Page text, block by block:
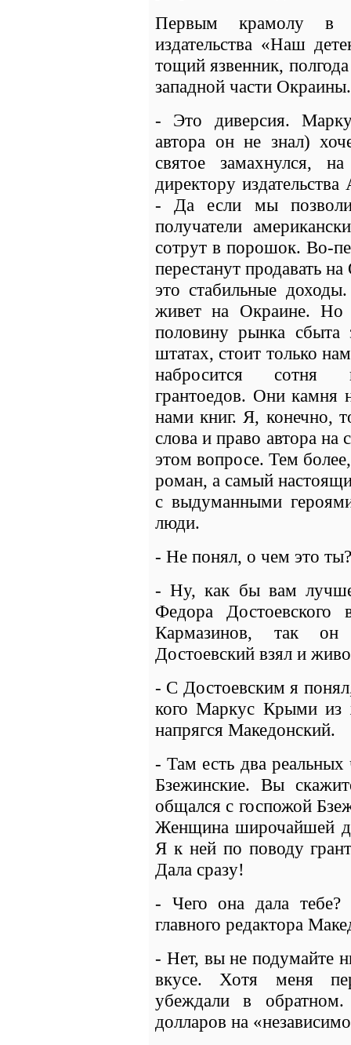
Первым крамолу в
издательства «Наш
тощий язвенник,
западной части Окраины.
- Это диверсия.
автора он не знал)
святое замахнулся,
директору
- Да если мы
получатели
сотрут в порошок. Во-
перестанут продавать
это стабильные
живет на Окраине.
половину рынка
штатах, стоит только
набросится сотня
грантоедов. Они камня
нами книг. Я, конечно,
слова и право автора на
этом вопросе. Тем
роман, а самый
с выдуманными
люди.
- Не понял, о чем это
- Ну, как бы вам
Федора
Кармазинов, так
Достоевский взял и
- С Достоевским я
кого Маркус Крыми из
напрягся Македонский.
- Там есть два
Бзежинские. Вы
общался с госпожой
Женщина широчайшей
Я к ней по поводу
Дала сразу!
- Чего она дала
главного редактора
- Нет, вы не подумайте
вкусе. Хотя меня
убеждали в
долларов на